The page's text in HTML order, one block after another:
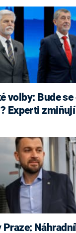
Experti
Praze: